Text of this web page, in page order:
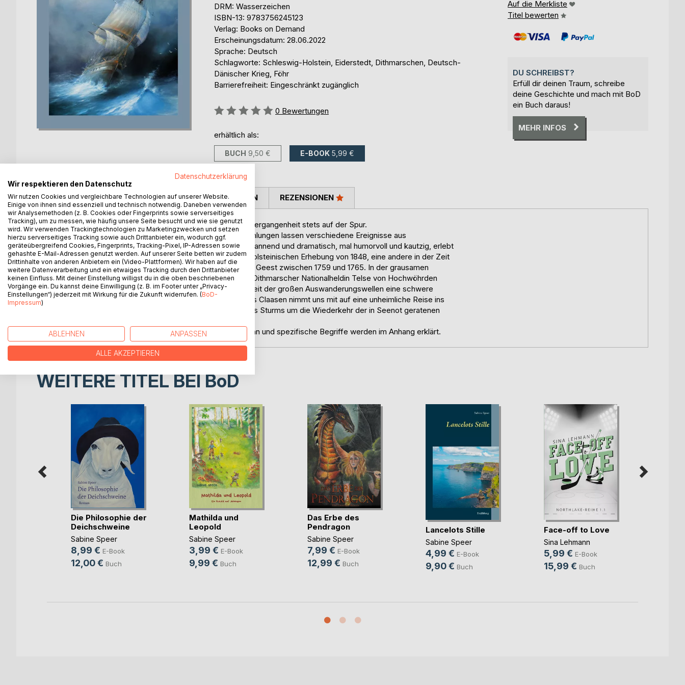
DRM: Wasserzeichen
ISBN-13: 9783756245123
Verlag: Books on Demand
Erscheinungsdatum: 28.06.2022
Sprache: Deutsch
Schlagworte: Schleswig-Holstein, Eiderstedt, Dithmarschen, Deutsch-
Dänischer Krieg, Föhr
Barrierefreiheit: Eingeschränkt zugänglich
Bewertung::
0 Bewertungen
erhältlich als:
BUCH 9,50 € E-BOOK 5,99 €
Auf die Merkliste
Titel bewerten
DU SCHREIBST?
Erfüll dir deinen Traum, schreibe
deine Geschichte und mach mit BoD
ein Buch daraus!
MEHR INFOS
BESCHREIBUNG
Wohin man in Schleswig-Holstein auch reist, ist man der Vergangenheit stets auf der Spur.
Die sympathischen Heldinnen und Helden der sechs Erzählungen lassen verschiedene Ereignisse aus
unterschiedlichen Jahrhunderten lebendig werden. Mal spannend und dramatisch, mal humorvoll und kautzig, erlebt
man eine Familie auf Eiderstedt während der schleswig-holsteinischen Erhebung von 1848, eine andere in der Zeit
der Moor- und Heidekolonisation auf der Schleswigschen Geest zwischen 1759 und 1765. In der grausamen
Schlacht von Hemmingstedt im Jahre 1500 lernen wir die Dithmarscher Nationalheldin Telse von Hochwöhrden
kennen. Der junge Matthias von der Insel Föhr muss zur Zeit der großen Auswanderungswellen eine schwere
Entscheidung treffen, und der Walfangkapitän Jürgen Jens Claasen nimmt uns mit auf eine unheimliche Reise ins
ewige Eis. Die junge Sylterin Cressen bangt während eines Sturms um die Wiederkehr der in Seenot geratenen
Allen Erzählungen steht eine geschichtliche Einleitung voran und spezifische Begriffe werden im Anhang erklärt.
AUTOR/IN PRESSESTIMMEN REZENSIONEN
WEITERE TITEL BEIBoD
Die Philosophie der
Deichschweine
Sabine Speer
8,99 € E-Book
12,00 € Buch
Mathilda und
Leopold
Sabine Speer
3,99 € E-Book
9,99 € Buch
Das Erbe des
Pendragon
Sabine Speer
7,99 € E-Book
12,99 € Buch
Lancelots Stille
Sabine Speer
4,99 € E-Book
9,90 € Buch
Face-off to Love
Sina Lehmann
5,99 € E-Book
15,99 € Buch
Datenschutzerklärung
Wir respektieren den Datenschutz
Wir nutzen Cookies und vergleichbare Technologien auf unserer Website.
Einige von ihnen sind essenziell und technisch notwendig. Daneben verwenden
wir Analysemethoden (z. B. Cookies oder Fingerprints sowie serverseitiges
Tracking), um zu messen, wie häufig unsere Seite besucht und wie sie genutzt
wird. Wir verwenden Trackingtechnologien zu Marketingzwecken und setzen
hierzu serverseitiges Tracking sowie auch Drittanbieter ein, wodurch ggf.
geräteübergreifend Cookies, Fingerprints, Tracking-Pixel, IP-Adressen sowie
gehashte E-Mail-Adressen genutzt werden. Auf unserer Seite betten wir zudem
Drittinhalte von anderen Anbietern ein (Video-Plattformen). Wir haben auf die
weitere Datenverarbeitung und ein etwaiges Tracking durch den Drittanbieter
keinen Einfluss. Mit deiner Einstellung willigst du in die oben beschriebenen
Vorgänge ein. Du kannst deine Einwilligung (z. B. im Footer unter „Privacy-
Einstellungen“) jederzeit mit Wirkung für die Zukunft widerrufen. (BoD-
Impressum)
ABLEHNEN ANPASSEN
ALLE AKZEPTIEREN